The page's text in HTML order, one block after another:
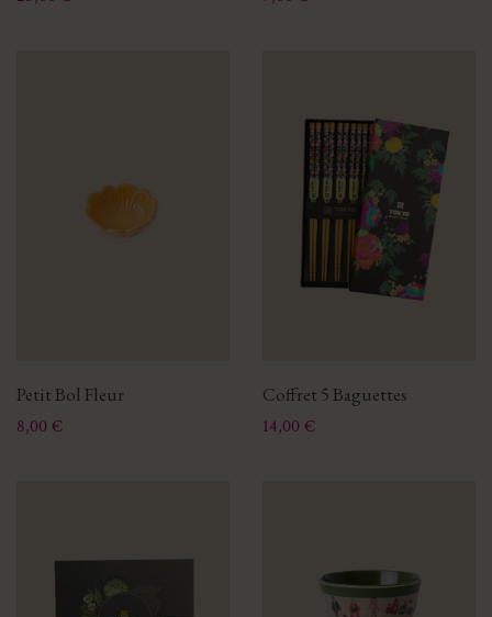
Petit Bol Fleur
Prix
8,00 €
Coffret 5 Baguettes
Prix
14,00 €